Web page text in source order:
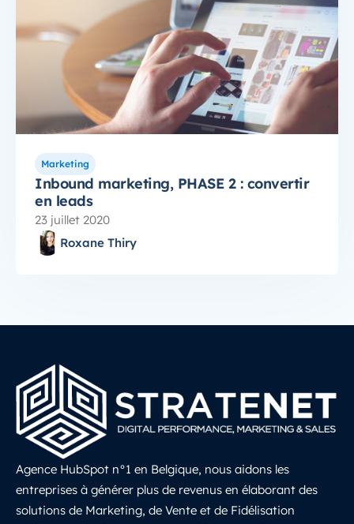
Marketing
Inbound marketing, PHASE 2 : convertir
en leads
23 juillet 2020
Roxane Thiry
Agence HubSpot n°1 en Belgique, nous aidons les
entreprises à générer plus de revenus en élaborant des
solutions de Marketing, de Vente et de Fidélisation